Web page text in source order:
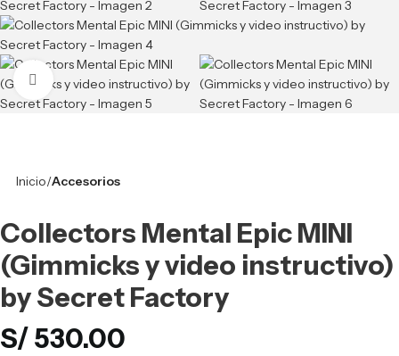
Clic para ampliar
Inicio Accesorios
Collectors Mental Epic MINI
(Gimmicks y video instructivo)
by Secret Factory
S/530.00